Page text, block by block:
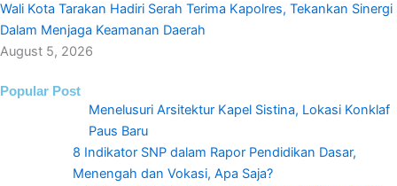
Wali Kota Tarakan Hadiri Serah Terima Kapolres, Tekankan Sinergi
Dalam Menjaga Keamanan Daerah
August 5, 2026
Popular Post
Menelusuri Arsitektur Kapel Sistina, Lokasi Konklaf
Paus Baru
8 Indikator SNP dalam Rapor Pendidikan Dasar,
Menengah dan Vokasi, Apa Saja?